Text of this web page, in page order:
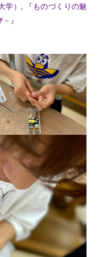
）, 『ものづくりの魅
』